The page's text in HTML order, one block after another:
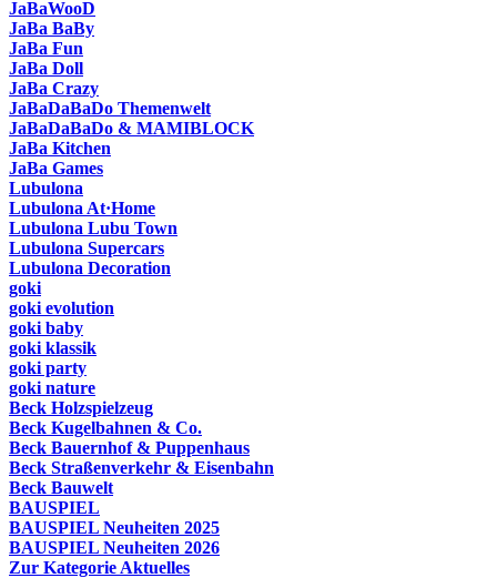
JaBaWooD
JaBa BaBy
JaBa Fun
JaBa Doll
JaBa Crazy
JaBaDaBaDo Themenwelt
JaBaDaBaDo & MAMIBLOCK
JaBa Kitchen
JaBa Games
Lubulona
Lubulona At·Home
Lubulona Lubu Town
Lubulona Supercars
Lubulona Decoration
goki
goki evolution
goki baby
goki klassik
goki party
goki nature
Beck Holzspielzeug
Beck Kugelbahnen & Co.
Beck Bauernhof & Puppenhaus
Beck Straßenverkehr & Eisenbahn
Beck Bauwelt
BAUSPIEL
BAUSPIEL Neuheiten 2025
BAUSPIEL Neuheiten 2026
Zur Kategorie Aktuelles